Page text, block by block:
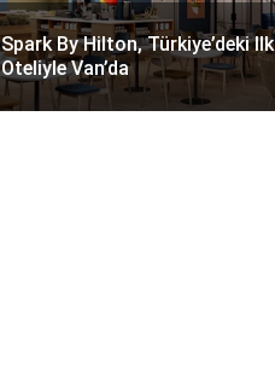
Spark By Hilton, Türkiye’deki Ilk
Oteliyle Van’da